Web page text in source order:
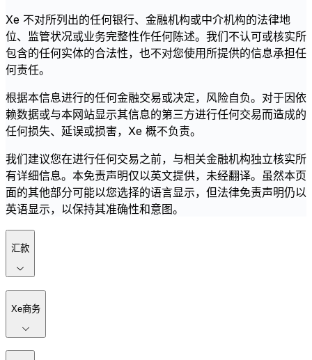
Xe 不对所列出的任何银行、金融机构或中介机构的法律地
位、监管状况或业务完整性作任何陈述。我们不认可或核实所
包含的任何实体的合法性，也不对您使用所提供的信息承担任
何责任。
根据本信息进行的任何金融交易或决定，风险自负。对于因依
赖数据或与本网站显示其信息的第三方进行任何交易而造成的
任何损失、延误或损害，Xe 概不负责。
我们建议您在进行任何交易之前，与相关金融机构独立核实所
有详细信息。本免责声明仅以英文提供，未经翻译。虽然本页
面的其他部分可能以您选择的语言显示，但法律免责声明仍以
英语显示，以保持其准确性和意图。
汇款
Xe商务